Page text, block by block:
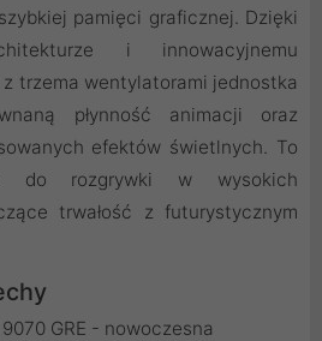
pamięci graficznej. Dzięki
i innowacyjnemu
z trzema wentylatorami jednostka
płynność animacji oraz
efektów świetlnych. To
do rozgrywki w wysokich
trwałość z futurystycznym
GRE - nowoczesna